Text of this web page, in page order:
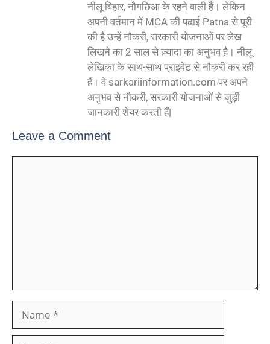
नीलू बिहार, नौगछिआ के रहने वाली हैं। लेकिन
अपनी वर्तमान में MCA की पढाई Patna से पूरी
की है उन्हें नौकरी, सरकारी योजनाओं पर लेख
लिखने का 2 साल से ज़्यादा का अनुभव है। नीलू
लेखिका के साथ-साथ प्राइवेट से नौकरी कर रही
हैं। वे sarkariinformation.com पर अपने
अनुभव से नौकरी, सरकारी योजनाओं से जुड़ी
जानकारी शेयर करती हैं|
Leave a Comment